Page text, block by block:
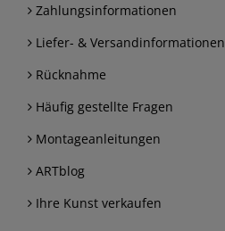
Zahlungsinformationen
Liefer- & Versandinformationen
Rücknahme
Häufig gestellte Fragen
Montageanleitungen
ARTblog
Ihre Kunst verkaufen